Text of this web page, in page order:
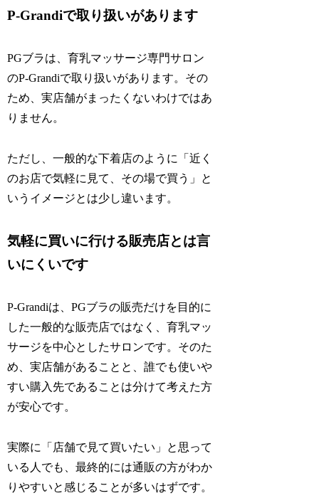
P-Grandiで取り扱いがあります
PGブラは、育乳マッサージ専門サロン
のP-Grandiで取り扱いがあります。その
ため、実店舗がまったくないわけではあ
りません。
ただし、一般的な下着店のように「近く
のお店で気軽に見て、その場で買う」と
いうイメージとは少し違います。
気軽に買いに行ける販売店とは言
いにくいです
P-Grandiは、PGブラの販売だけを目的に
した一般的な販売店ではなく、育乳マッ
サージを中心としたサロンです。そのた
め、実店舗があることと、誰でも使いや
すい購入先であることは分けて考えた方
が安心です。
実際に「店舗で見て買いたい」と思って
いる人でも、最終的には通販の方がわか
りやすいと感じることが多いはずです。